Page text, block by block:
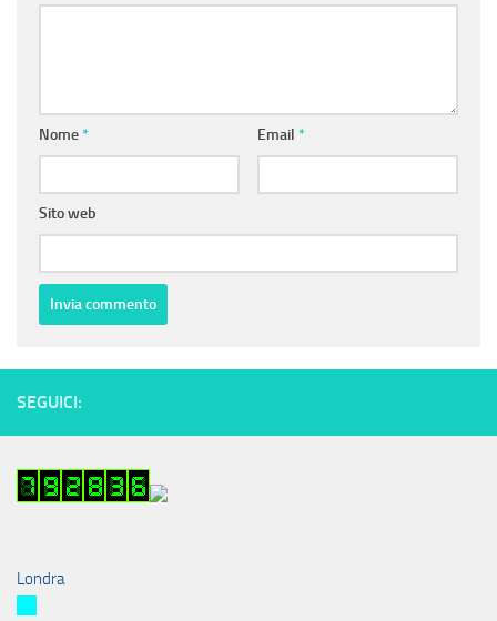
Nome* Email *
Sito web
SEGUICI:
Londra